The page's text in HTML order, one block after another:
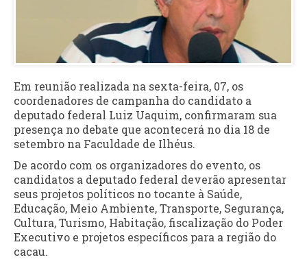
Em reunião realizada na sexta-feira, 07, os
coordenadores de campanha do candidato a
deputado federal Luiz Uaquim, confirmaram sua
presença no debate que acontecerá no dia 18 de
setembro na Faculdade de Ilhéus.
De acordo com os organizadores do evento, os
candidatos a deputado federal deverão apresentar
seus projetos políticos no tocante à Saúde,
Educação, Meio Ambiente, Transporte, Segurança,
Cultura, Turismo, Habitação, fiscalização do Poder
Executivo e projetos específicos para a região do
cacau.